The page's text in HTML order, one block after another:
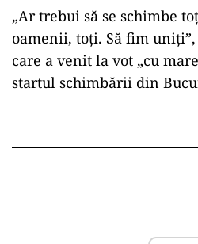
„Ar trebui să se schimbe
oamenii, toți. Să fim
care a venit la vot „cu
startul schimbării din